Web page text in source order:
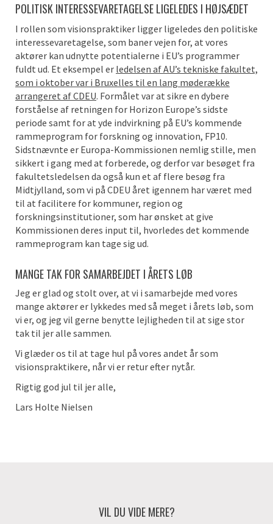
POLITISK INTERESSEVARETAGELSE LIGELEDES I HØJSÆDET
I rollen som visionspraktiker ligger ligeledes den politiske
interessevaretagelse, som baner vejen for, at vores
aktører kan udnytte potentialerne i EU’s programmer
fuldt ud. Et eksempel er ledelsen af AU’s tekniske fakultet,
som i oktober var i Bruxelles til en lang møderække
arrangeret af CDEU. Formålet var at sikre en dybere
forståelse af retningen for Horizon Europe’s sidste
periode samt for at yde indvirkning på EU’s kommende
rammeprogram for forskning og innovation, FP10.
Sidstnævnte er Europa-Kommissionen nemlig stille, men
sikkert i gang med at forberede, og derfor var besøget fra
fakultetsledelsen da også kun et af flere besøg fra
Midtjylland, som vi på CDEU året igennem har været med
til at facilitere for kommuner, region og
forskningsinstitutioner, som har ønsket at give
Kommissionen deres input til, hvorledes det kommende
rammeprogram kan tage sig ud.
MANGE TAK FOR SAMARBEJDET I ÅRETS LØB
Jeg er glad og stolt over, at vi i samarbejde med vores
mange aktører er lykkedes med så meget i årets løb, som
vi er, og jeg vil gerne benytte lejligheden til at sige stor
tak til jer alle sammen.
Vi glæder os til at tage hul på vores andet år som
visionspraktikere, når vi er retur efter nytår.
Rigtig god jul til jer alle,
Lars Holte Nielsen
VIL DU VIDE MERE?